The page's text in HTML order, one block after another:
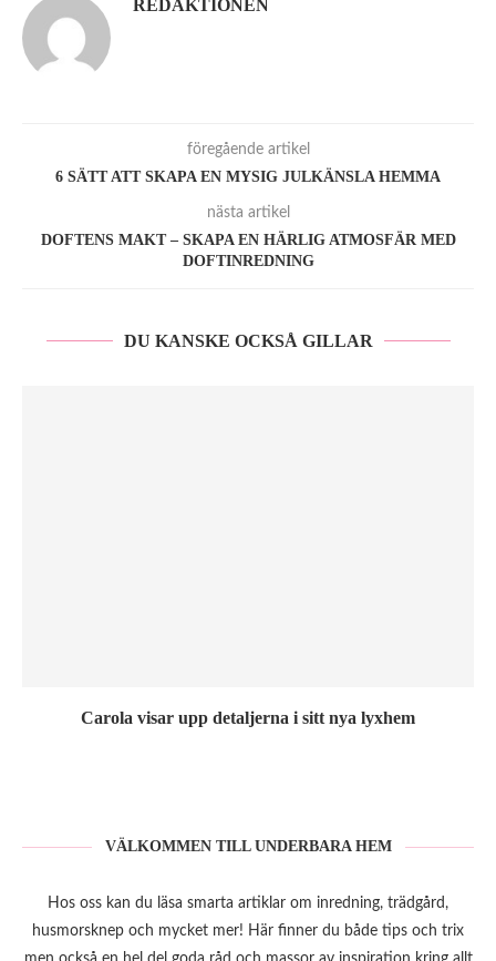
REDAKTIONEN
föregående artikel
6 SÄTT ATT SKAPA EN MYSIG JULKÄNSLA HEMMA
nästa artikel
DOFTENS MAKT – SKAPA EN HÄRLIG ATMOSFÄR MED
DOFTINREDNING
DU KANSKE OCKSÅ GILLAR
Carola visar upp detaljerna i sitt nya lyxhem
VÄLKOMMEN TILL UNDERBARA HEM
Hos oss kan du läsa smarta artiklar om inredning, trädgård,
husmorsknep och mycket mer! Här finner du både tips och trix